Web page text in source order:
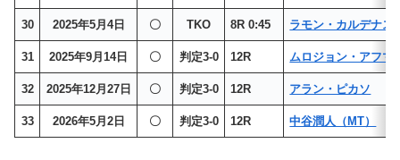
30 2025年5月4日 〇 TKO 8R 0:45 ラモン・カルデナス
31 2025年9月14日 〇 判定3-0 12R ムロジョン・アフマ
32 2025年12月27日 〇 判定3-0 12R アラン・ピカソ
33 2026年5月2日 〇 判定3-0 12R 中谷潤人（MT）